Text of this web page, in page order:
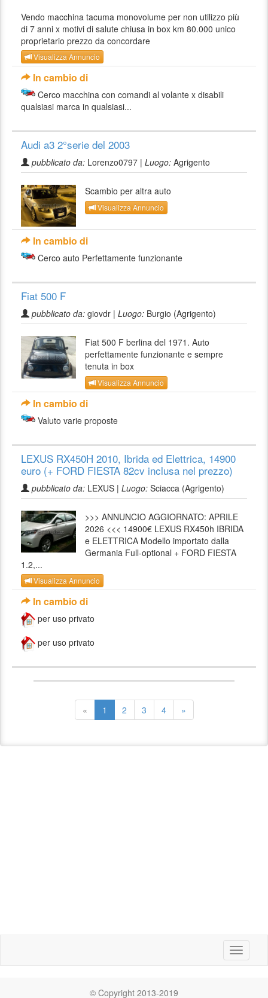
Vendo macchina tacuma monovolume per non utilizzo più
di 7 anni x motivi di salute chiusa in box km 80.000 unico
proprietario prezzo da concordare
Visualizza Annuncio
In cambio di
Cerco macchina con comandi al volante x disabili
qualsiasi marca in qualsiasi...
Audi a3 2°serie del 2003
pubblicato da: Lorenzo0797 | Luogo: Agrigento
Scambio per altra auto
Visualizza Annuncio
In cambio di
Cerco auto Perfettamente funzionante
Fiat 500 F
pubblicato da: giovdr | Luogo: Burgio (Agrigento)
Fiat 500 F berlina del 1971. Auto
perfettamente funzionante e sempre
tenuta in box
Visualizza Annuncio
In cambio di
Valuto varie proposte
LEXUS RX450H 2010, Ibrida ed Elettrica, 14900
euro (+ FORD FIESTA 82cv inclusa nel prezzo)
pubblicato da: LEXUS | Luogo: Sciacca (Agrigento)
>>> ANNUNCIO AGGIORNATO: APRILE
2026 <<< 14900€ LEXUS RX450h IBRIDA
e ELETTRICA Modello importato dalla
Germania Full-optional + FORD FIESTA
1.2,...
Visualizza Annuncio
In cambio di
per uso privato
per uso privato
« 1 2 3 4 »
Toggle
© Copyright 2013-2019